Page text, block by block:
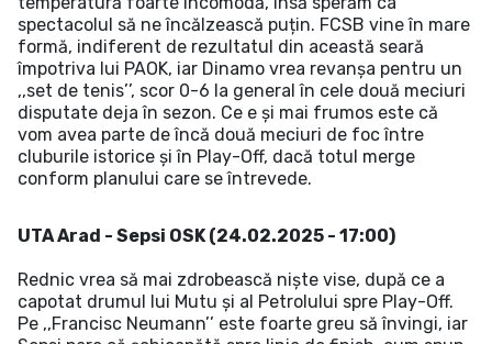
spectacolul să ne încălzească puțin. FCSB vine în mare
formă, indiferent de rezultatul din această seară
împotriva lui PAOK, iar Dinamo vrea revanșa pentru un
,,set de tenis’’, scor 0-6 la general în cele două meciuri
disputate deja în sezon. Ce e și mai frumos este că
vom avea parte de încă două meciuri de foc între
cluburile istorice și în Play-Off, dacă totul merge
conform planului care se întrevede.
UTA Arad - Sepsi OSK (24.02.2025 - 17:00)
Rednic vrea să mai zdrobească niște vise, după ce a
capotat drumul lui Mutu și al Petrolului spre Play-Off.
Pe ,,Francisc Neumann’’ este foarte greu să învingi, iar